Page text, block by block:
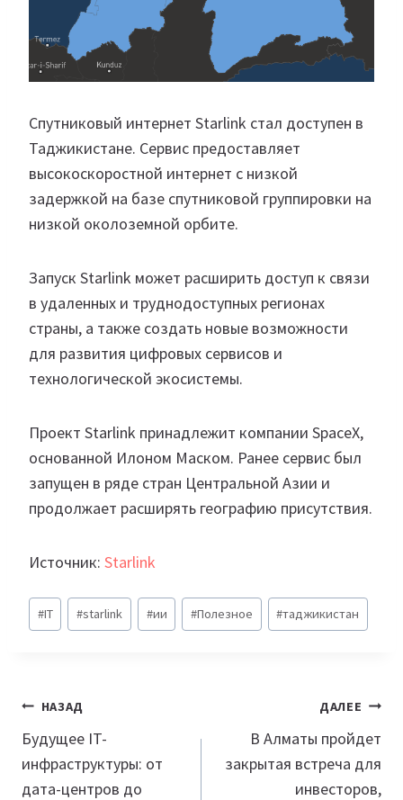
Спутниковый интернет Starlink стал доступен в
Таджикистане. Сервис предоставляет
высокоскоростной интернет с низкой
задержкой на базе спутниковой группировки на
низкой околоземной орбите.
Запуск Starlink может расширить доступ к связи
в удаленных и труднодоступных регионах
страны, а также создать новые возможности
для развития цифровых сервисов и
технологической экосистемы.
Проект Starlink принадлежит компании SpaceX,
основанной Илоном Маском. Ранее сервис был
запущен в ряде стран Центральной Азии и
продолжает расширять географию присутствия.
Источник: Starlink
Метки
записи:
#IT #starlink #ии #Полезное #таджикистан
Навигация
по
записям
НАЗАД
Будущее IT-
инфраструктуры: от
дата-центров до
ДАЛЕЕ
В Алматы пройдет
закрытая встреча для
инвесторов,